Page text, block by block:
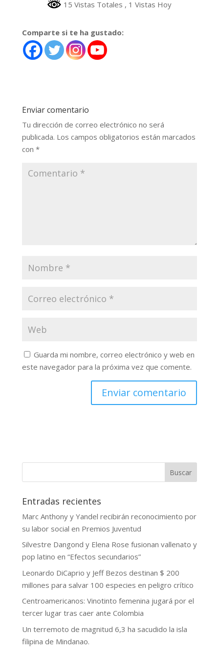
15 Vistas Totales , 1 Vistas Hoy
Comparte si te ha gustado:
Enviar comentario
Tu dirección de correo electrónico no será
publicada. Los campos obligatorios están marcados
con *
Guarda mi nombre, correo electrónico y web en
este navegador para la próxima vez que comente.
Buscar
Entradas recientes
Marc Anthony y Yandel recibirán reconocimiento por
su labor social en Premios Juventud
Silvestre Dangond y Elena Rose fusionan vallenato y
pop latino en “Efectos secundarios”
Leonardo DiCaprio y Jeff Bezos destinan $ 200
millones para salvar 100 especies en peligro crítico
Centroamericanos: Vinotinto femenina jugará por el
tercer lugar tras caer ante Colombia
Un terremoto de magnitud 6,3 ha sacudido la isla
filipina de Mindanao.